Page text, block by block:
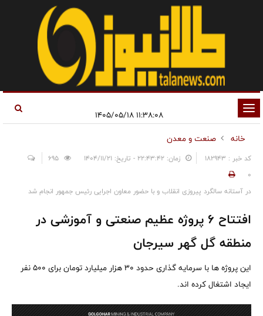
تغییر
وضعیت
ناوبری
۱۱:۳۸:۰۸ ۱۴۰۵/۰۵/۱۸
خانه
صنعت و معدن
کد خبر : 182943 زمان: ۲۲:۴۳:۴۲ - تاریخ: ۱۴۰۴/۱۱/۲۱
0
در آستانه سالگرد پیروزی انقلاب و با حضور معاون اجرایی رئیس جمهور انجام شد
افتتاح ۶ پروژه عظیم صنعتی و آموزشی در
منطقه گل گهر سیرجان
این پروژه ها با سرمایه گذاری حدود ۳۰ هزار میلیارد تومان برای ۵۰۰ نفر
ایجاد اشتغال کرده اند.